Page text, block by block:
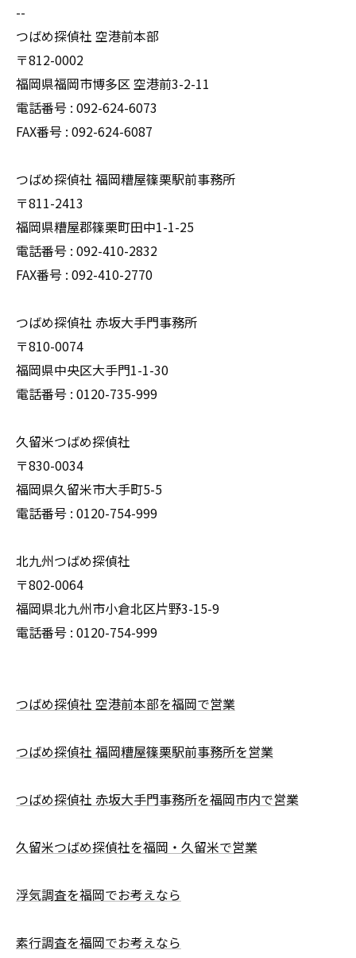
--
つばめ探偵社 空港前本部
〒812-0002
福岡県福岡市博多区 空港前3-2-11
電話番号 : 092-624-6073
FAX番号 : 092-624-6087
つばめ探偵社 福岡糟屋篠栗駅前事務所
〒811-2413
福岡県糟屋郡篠栗町田中1-1-25
電話番号 : 092-410-2832
FAX番号 : 092-410-2770
つばめ探偵社 赤坂大手門事務所
〒810-0074
福岡県中央区大手門1-1-30
電話番号 : 0120-735-999
久留米つばめ探偵社
〒830-0034
福岡県久留米市大手町5-5
電話番号 : 0120-754-999
北九州つばめ探偵社
〒802-0064
福岡県北九州市小倉北区片野3-15-9
電話番号 : 0120-754-999
つばめ探偵社 空港前本部を福岡で営業
つばめ探偵社 福岡糟屋篠栗駅前事務所を営業
つばめ探偵社 赤坂大手門事務所を福岡市内で営業
久留米つばめ探偵社を福岡・久留米で営業
浮気調査を福岡でお考えなら
素行調査を福岡でお考えなら